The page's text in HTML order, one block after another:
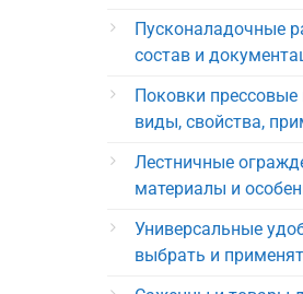
Пусконаладочные
состав и
Поковки
виды, свойства,
Лестничные
материалы и
Универсальные
выбрать и